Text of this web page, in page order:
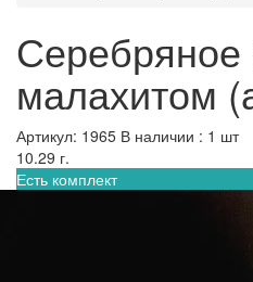
Серебряное
малахитом
Артикул: 1965 В наличии : 1 шт
10.29 г.
Есть комплект